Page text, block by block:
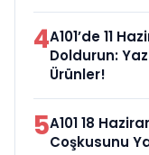
4A101’de 11
Doldurun:
Ürünler!
5A101 18
Coşkusunu